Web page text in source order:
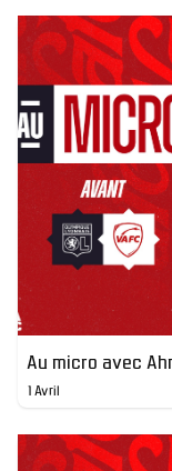
Au micro avec
1 Avril